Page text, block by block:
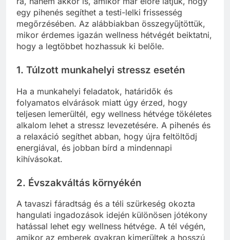
egy pihenés segíthet a testi-lelki frissesség
megőrzésében. Az alábbiakban összegyűjtöttük,
mikor érdemes igazán wellness hétvégét beiktatni,
hogy a legtöbbet hozhassuk ki belőle.
1. Túlzott munkahelyi stressz esetén
Ha a munkahelyi feladatok, határidők és
folyamatos elvárások miatt úgy érzed, hogy
teljesen lemerültél, egy wellness hétvége tökéletes
alkalom lehet a stressz levezetésére. A pihenés és
a relaxáció segíthet abban, hogy újra feltöltődj
energiával, és jobban bírd a mindennapi
kihívásokat.
2. Évszakváltás környékén
A tavaszi fáradtság és a téli szürkeség okozta
hangulati ingadozások idején különösen jótékony
hatással lehet egy wellness hétvége. A tél végén,
amikor az emberek gyakran kimerültek a hosszú